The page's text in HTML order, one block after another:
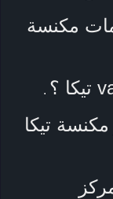
مكنسة
.
تيكا